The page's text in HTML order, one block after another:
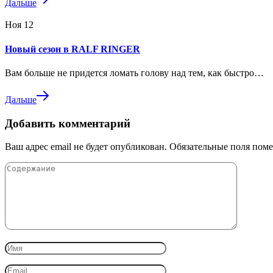
Дальше
Ноя 12
Новый сезон в RALF RINGER
Вам больше не придется ломать голову над тем, как быстро…
Дальше
Добавить комментарий
Ваш адрес email не будет опубликован. Обязательные поля